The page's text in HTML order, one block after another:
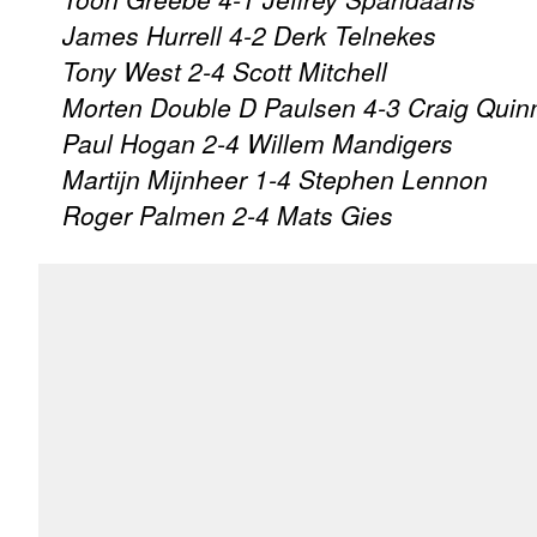
James Hurrell 4-2 Derk Telnekes
Tony West 2-4 Scott Mitchell
Morten Double D Paulsen 4-3 Craig
Paul Hogan 2-4 Willem Mandigers
Martijn Mijnheer 1-4 Stephen Lennon
Roger Palmen 2-4 Mats Gies